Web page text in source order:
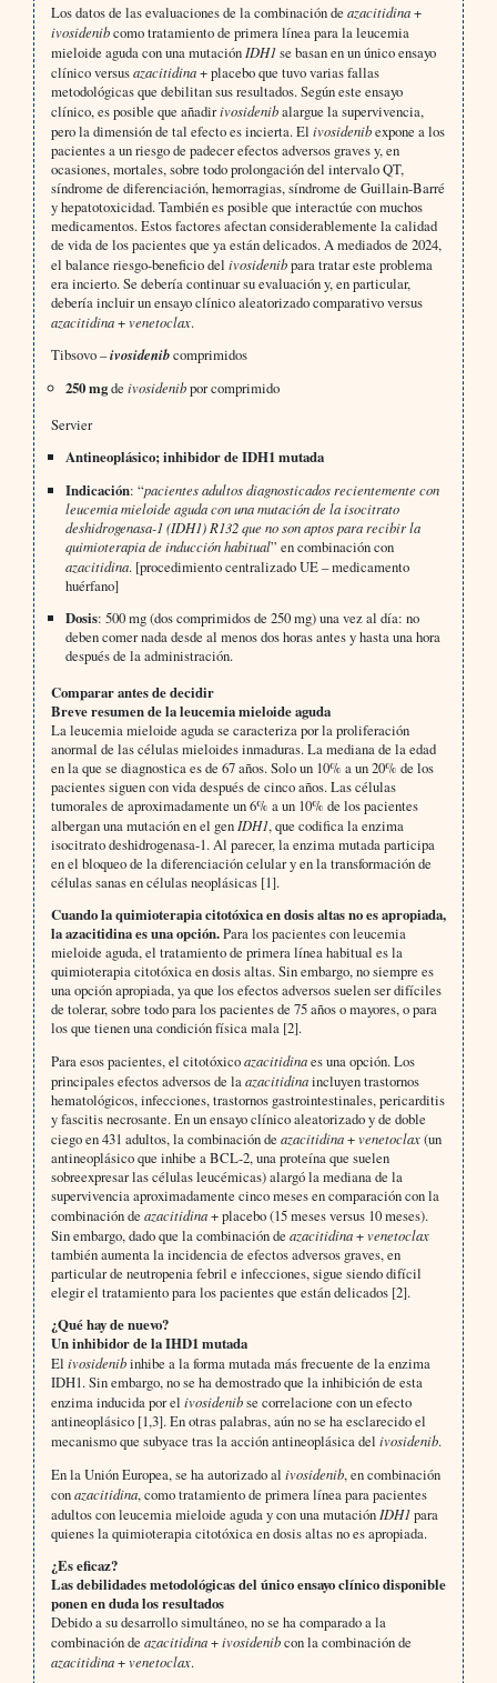
Los datos de las evaluaciones de la combinación de azacitidina+
ivosidenibcomo tratamiento de primera línea para la leucemia
mieloide aguda con una mutación IDH1se basan en un único ensayo
clínico versusazacitidina+ placebo que tuvo varias fallas
metodológicas que debilitan sus resultados. Según este ensayo
clínico, es posible que añadirivosidenibalargue la supervivencia,
pero la dimensión de tal efecto es incierta. El ivosidenibexpone a los
pacientes a un riesgo de padecer efectos adversos graves y, en
ocasiones, mortales, sobre todo prolongación del intervalo QT,
síndrome de diferenciación, hemorragias, síndrome de Guillain-Barré
y hepatotoxicidad. También es posible que interactúe con muchos
medicamentos. Estos factores afectan considerablemente la calidad
de vida de los pacientes que ya están delicados. A mediados de 2024,
el balance riesgo-beneficio del ivosidenibpara tratar este problema
era incierto. Se debería continuar su evaluación y, en particular,
debería incluir un ensayo clínico aleatorizado comparativo versus
azacitidina+venetoclax.
Tibsovo –ivosidenibcomprimidos
250 mgdeivosidenibpor comprimido
Servier
Antineoplásico; inhibidor de IDH1 mutada
Indicación: “pacientes adultos diagnosticados recientemente con
leucemia mieloide aguda con una mutación de la isocitrato
deshidrogenasa-1 (IDH1) R132 que no son aptos para recibir la
quimioterapia de inducción habitual” en combinación con
azacitidina. [procedimiento centralizado UE – medicamento
huérfano]
Dosis: 500 mg (dos comprimidos de 250 mg) una vez al día: no
deben comer nada desde al menos dos horas antes y hasta una hora
después de la administración.
Comparar antes de decidir
Breve resumen de la leucemia mieloide aguda
La leucemia mieloide aguda se caracteriza por la proliferación
anormal de las células mieloides inmaduras. La mediana de la edad
en la que se diagnostica es de 67 años. Solo un 10% a un 20% de los
pacientes siguen con vida después de cinco años. Las células
tumorales de aproximadamente un 6% a un 10% de los pacientes
albergan una mutación en el gen IDH1, que codifica la enzima
isocitrato deshidrogenasa-1. Al parecer, la enzima mutada participa
en el bloqueo de la diferenciación celular y en la transformación de
células sanas en células neoplásicas [1].
Cuando la quimioterapia citotóxica en dosis altas no es apropiada,
la azacitidina es una opción.Para los pacientes con leucemia
mieloide aguda, el tratamiento de primera línea habitual es la
quimioterapia citotóxica en dosis altas. Sin embargo, no siempre es
una opción apropiada, ya que los efectos adversos suelen ser difíciles
de tolerar, sobre todo para los pacientes de 75 años o mayores, o para
los que tienen una condición física mala [2].
Para esos pacientes, el citotóxicoazacitidinaes una opción. Los
principales efectos adversos de laazacitidinaincluyen trastornos
hematológicos, infecciones, trastornos gastrointestinales, pericarditis
y fascitis necrosante. En un ensayo clínico aleatorizado y de doble
ciego en 431 adultos, la combinación de azacitidina+venetoclax(un
antineoplásico que inhibe a BCL-2, una proteína que suelen
sobreexpresar las células leucémicas) alargó la mediana de la
supervivencia aproximadamente cinco meses en comparación con la
combinación de azacitidina+ placebo (15 meses versus 10 meses).
Sin embargo, dado que la combinación de azacitidina+venetoclax
también aumenta la incidencia de efectos adversos graves, en
particular de neutropenia febril e infecciones, sigue siendo difícil
elegir el tratamiento para los pacientes que están delicados [2].
¿Qué hay de nuevo?
Un inhibidor de la IHD1 mutada
El ivosidenibinhibe a la forma mutada más frecuente de la enzima
IDH1. Sin embargo, no se ha demostrado que la inhibición de esta
enzima inducida por el ivosidenibse correlacione con un efecto
antineoplásico [1,3]. En otras palabras, aún no se ha esclarecido el
mecanismo que subyace tras la acción antineoplásica del ivosidenib.
En la Unión Europea, se ha autorizado al ivosidenib, en combinación
conazacitidina, como tratamiento de primera línea para pacientes
adultos con leucemia mieloide aguda y con una mutación IDH1para
quienes la quimioterapia citotóxica en dosis altas no es apropiada.
¿Es eficaz?
Las debilidades metodológicas del único ensayo clínico disponible
ponen en duda los resultados
Debido a su desarrollo simultáneo, no se ha comparado a la
combinación de azacitidina+ivosidenibcon la combinación de
azacitidina+venetoclax.